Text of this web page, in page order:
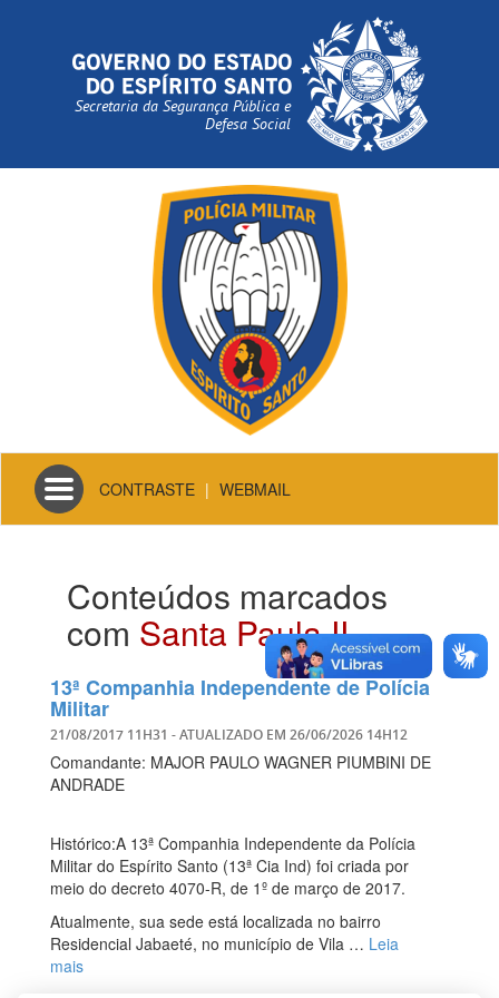
Secretaria da Segurança Pública e
Defesa Social
Toggle
navigation
CONTRASTE | WEBMAIL
Conteúdos marcados
com Santa Paula II
13ª Companhia Independente de Polícia
Militar
21/08/2017 11H31 - ATUALIZADO EM 26/06/2026 14H12
Comandante: MAJOR PAULO WAGNER PIUMBINI DE
ANDRADE
Histórico:A 13ª Companhia Independente da Polícia
Militar do Espírito Santo (13ª Cia Ind) foi criada por
meio do decreto 4070-R, de 1º de março de 2017.
Atualmente, sua sede está localizada no bairro
Residencial Jabaeté, no município de Vila … Leia
mais